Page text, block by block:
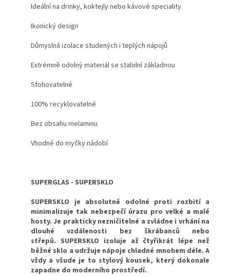
Ideální na drinky, koktejly nebo kávové speciality
Ikonický design
Důmyslná izolace studených i teplých nápojů
Extrémně odolný materiál se stabilní základnou
Stohovatelné
100% recyklovatelné
Bez obsahu melaminu
Vhodné do myčky nádobí
SUPERGLAS - SUPERSKLO
SUPERSKLO je absolutně odolné proti rozbití a
minimalizuje tak nebezpečí úrazu pro velké a malé
hosty. Je prakticky nezničitelné a zvládne i vrhání na
dlouhé vzdálenosti bez škrábanců nebo
střepů. SUPERSKLO izoluje až čtyřikrát lépe než
běžné sklo a udržuje nápoje chladné mnohem déle. A
vždy a všude je to stylový kousek, který dokonale
zapadne do moderního prostředí.